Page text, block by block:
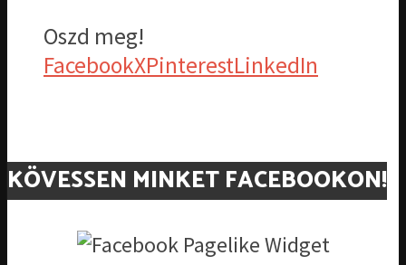
Oszd meg!
FacebookXPinterestLinkedIn
KÖVESSEN MINKET FACEBOOKON!